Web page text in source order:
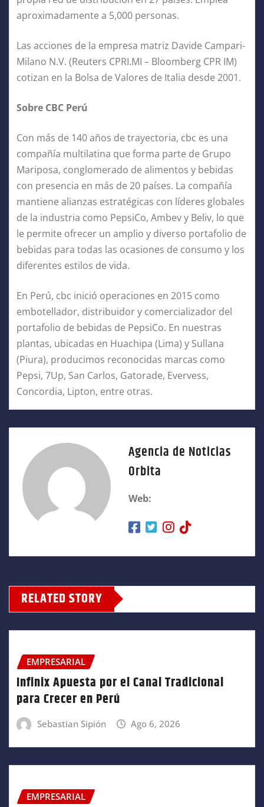
aproximadamente a 5,000 personas.
Las acciones de la empresa matriz Davide Campari-
Milano N.V. (Reuters CPRI.MI – Bloomberg CPR IM)
cotizan en la Bolsa de Valores de Italia desde 2001.
Sobre CBC Perú
Con más de 140 años de trayectoria, cbc es una
compañía multilatina que forma parte de Grupo
Mariposa, conglomerado de alimentos y bebidas
con presencia en más de 20 países. La compañía
mantiene alianzas estratégicas con líderes globales
de la industria como PepsiCo, Ambev y Beliv, lo que
le permite ofrecer un amplio y diverso portafolio de
bebidas para todas las ocasiones de consumo y los
diferentes estilos de vida.
En Perú, cbc inició operaciones en 2015 como
embotellador, distribuidor y comercializador del
portafolio de bebidas de PepsiCo. En nuestras
plantas, ubicadas en Huachipa (Lima) y Sullana
(Piura), producimos reconocidas marcas como
Pepsi, 7Up, San Carlos, Gatorade, Evervess,
Concordia, Lipton, entre otras.
Agencia de Noticias
Orbita
Web:
RELATED STORY
EMPRESARIAL
Infinix Apuesta por el Canal Tradicional
para Crecer en Perú
Sebastian Sipión Ago 6, 2026
EMPRESARIAL